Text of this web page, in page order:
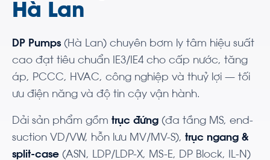
Hà Lan
DP Pumps (Hà Lan) chuyên bơm ly tâm hiệu suất
cao đạt tiêu chuẩn IE3/IE4 cho cấp nước, tăng
áp, PCCC, HVAC, công nghiệp và thuỷ lợi — tối
ưu điện năng và độ tin cậy vận hành.
Dải sản phẩm gồm trục đứng (đa tầng MS, end-
suction VD/VW, hỗn lưu MV/MV-S), trục ngang &
split-case (ASN, LDP/LDP-X, MS-E, DP Block, IL-N)